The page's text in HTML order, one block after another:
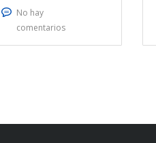
No hay
comentarios